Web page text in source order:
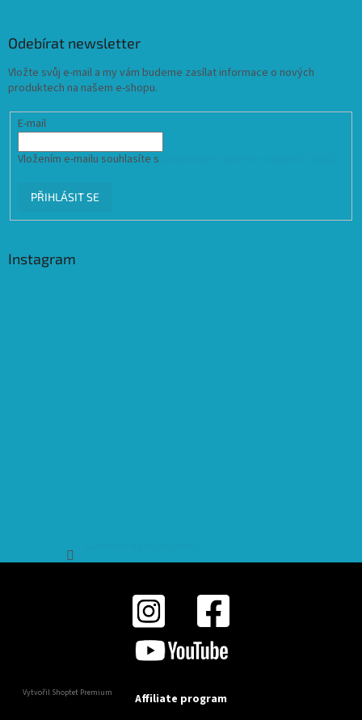
Odebírat newsletter
Vložte svůj e-mail a my vám budeme zasílat informace o nových
produktech na našem e-shopu.
E-mail
Vložením e-mailu souhlasíte s
PŘIHLÁSIT SE
Instagram
Vytvořil Shoptet Premium Affiliate program